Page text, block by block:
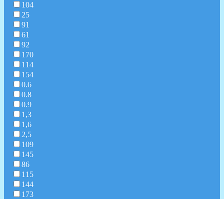
104
25
91
61
92
170
114
154
0.6
0.8
0.9
1,3
1,6
2,5
109
145
86
115
144
173